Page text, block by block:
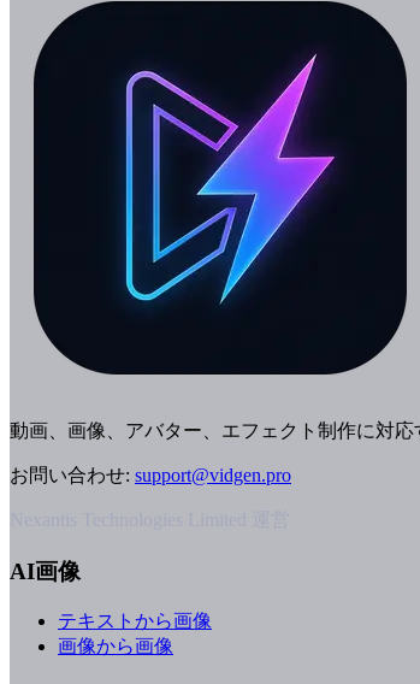
動画、画像、アバター、エフェクト制作に対応
お問い合わせ: support@vidgen.pro
AI画像
テキストから画像
画像から画像